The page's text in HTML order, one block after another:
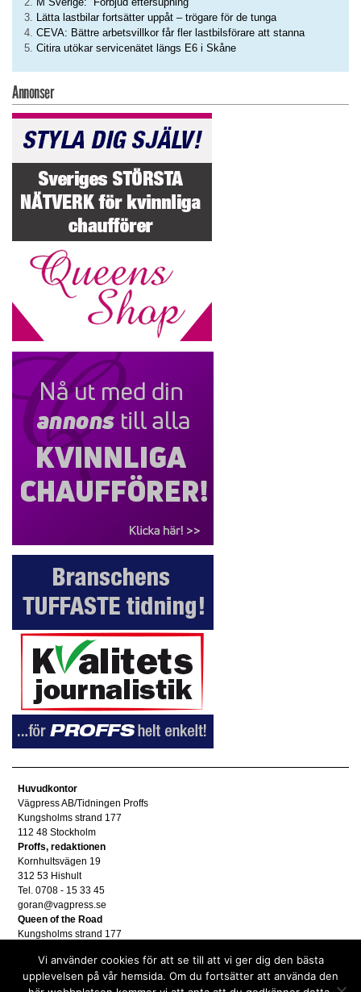
Lätta lastbilar fortsätter uppåt – trögare för de tunga
CEVA: Bättre arbetsvillkor får fler lastbilsförare att stanna
Citira utökar servicenätet längs E6 i Skåne
Annonser
Huvudkontor
Vägpress AB/Tidningen Proffs
Kungsholms strand 177
112 48 Stockholm
Proffs, redaktionen
Kornhultsvägen 19
312 53 Hishult
Tel. 0708 - 15 33 45
goran@vagpress.se
Queen of the Road
Kungsholms strand 177
Annonsera
Tel. 08 - 653 83 80
Vi använder cookies för att se till att vi ger dig den bästa
upplevelsen på vår hemsida. Om du fortsätter att använda den